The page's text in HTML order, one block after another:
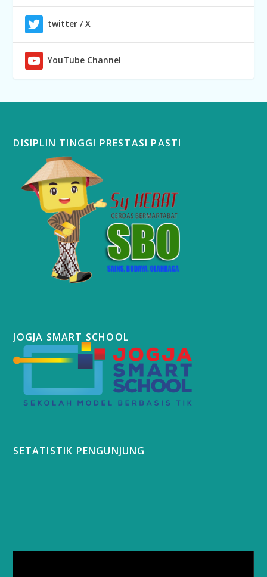
twitter / X
YouTube Channel
DISIPLIN TINGGI PRESTASI PASTI
JOGJA SMART SCHOOL
SETATISTIK PENGUNJUNG